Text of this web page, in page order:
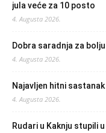
jula veće za 10 posto
4. Augusta 2026.
Dobra saradnja za
4. Augusta 2026.
Najavljen hitni
4. Augusta 2026.
Rudari u Kaknju stupili